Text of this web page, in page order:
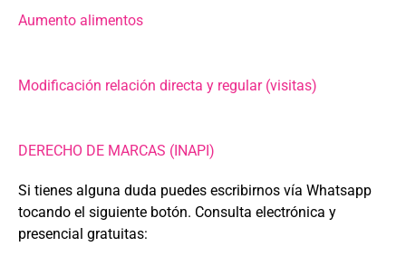
Aumento alimentos
Modificación relación directa y regular (visitas)
DERECHO DE MARCAS (INAPI)
Si tienes alguna duda puedes escribirnos vía Whatsapp
tocando el siguiente botón. Consulta electrónica y
presencial gratuitas: